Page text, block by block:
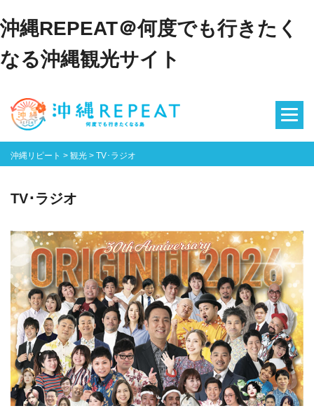
沖縄REPEAT＠何度でも行きたく
なる沖縄観光サイト
沖縄リピート > 観光 > TV･ラジオ
TV･ラジオ